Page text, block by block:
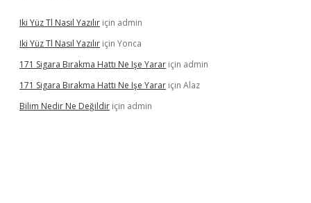
Iki Yüz Tl Nasıl Yazılır için admin
Iki Yüz Tl Nasıl Yazılır için Yonca
171 Sigara Bırakma Hattı Ne Işe Yarar için admin
171 Sigara Bırakma Hattı Ne Işe Yarar için Alaz
Bilim Nedir Ne Değildir için admin